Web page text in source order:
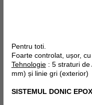
Pentru toti.
Foarte controlat, ușor,
Tehnologie: 5 straturi de
mm) și linie gri (exterior)
SISTEMUL DONIC